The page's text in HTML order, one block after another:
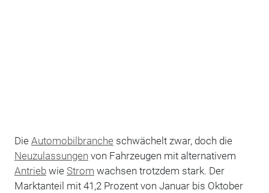
Die Automobilbranche schwächelt zwar, doch die
Neuzulassungen von Fahrzeugen mit alternativem
Antriebwie Strom wachsen trotzdem stark. Der
Marktanteil mit 41,2 Prozent von Januar bis Oktober